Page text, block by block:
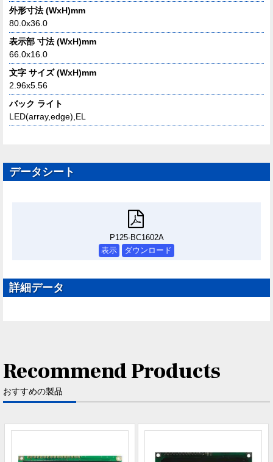
外形寸法 (WxH)mm
80.0x36.0
表示部 寸法 (WxH)mm
66.0x16.0
文字 サイズ (WxH)mm
2.96x5.56
バック ライト
LED(array,edge),EL
データシート
P125-BC1602A
表示
ダウンロード
詳細データ
Recommend Products
おすすめの製品